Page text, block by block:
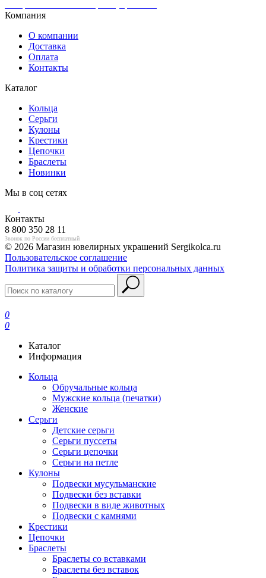
Компания
О компании
Доставка
Оплата
Контакты
Каталог
Кольца
Серьги
Кулоны
Крестики
Цепочки
Браслеты
Новинки
Мы в соц сетях
Контакты
8 800 350 28 11
Звонок по России бесплатный
© 2026 Магазин ювелирных украшений Sergikolca.ru
Пользовательское соглашение
Политика защиты и обработки персональных данных
0
0
Каталог
Информация
Кольца
Обручальные кольца
Мужские кольца (печатки)
Женские
Серьги
Детские серьги
Серьги пуссеты
Серьги цепочки
Серьги на петле
Кулоны
Подвески мусульманские
Подвески без вставки
Подвески в виде животных
Подвески с камнями
Крестики
Цепочки
Браслеты
Браслеты со вставками
Браслеты без вставок